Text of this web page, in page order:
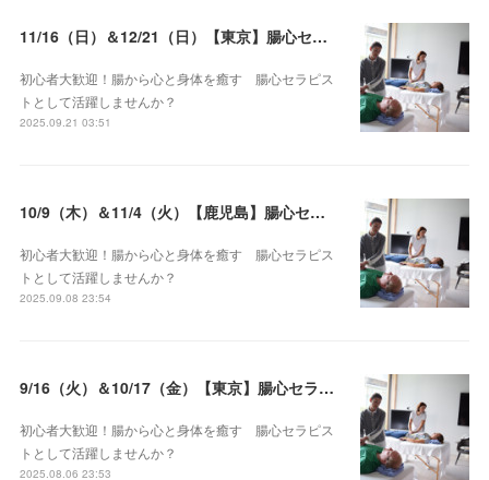
11/16（日）＆12/21（日）【東京】腸心セラピスト養成コース《２日間コース》開講決定
初心者大歓迎！腸から心と身体を癒す 腸心セラピス
トとして活躍しませんか？
2025.09.21 03:51
10/9（木）＆11/4（火）【鹿児島】腸心セラピスト養成コース《２日間コース》開講決定
初心者大歓迎！腸から心と身体を癒す 腸心セラピス
トとして活躍しませんか？
2025.09.08 23:54
9/16（火）＆10/17（金）【東京】腸心セラピスト養成コース《２日間コース》開講決定
初心者大歓迎！腸から心と身体を癒す 腸心セラピス
トとして活躍しませんか？
2025.08.06 23:53